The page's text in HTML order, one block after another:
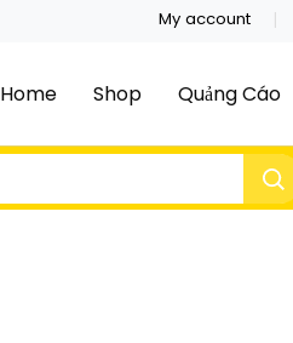
My account
Home Shop Quảng Cáo